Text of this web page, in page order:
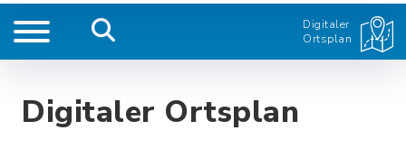
Digitaler
Ortsplan
Digitaler Ortsplan